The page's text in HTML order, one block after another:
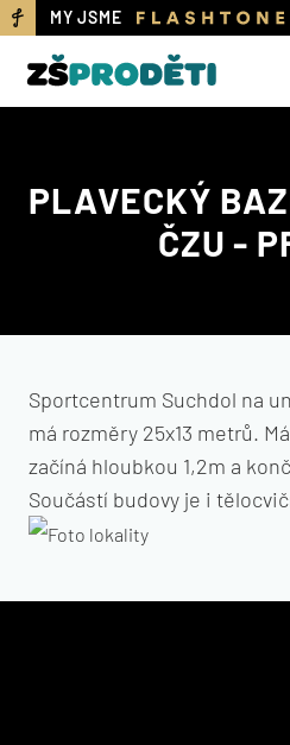
MY JSME
PLAVECKÝ
ČZU -
Sportcentrum Suchdol na
má rozměry 25x13 metrů.
začíná hloubkou 1,2m a
Součástí budovy je i